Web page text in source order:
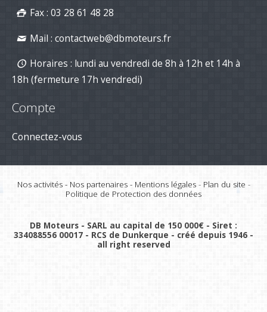
Fax : 03 28 61 48 28
Mail : contactweb@dbmoteurs.fr
Horaires : lundi au vendredi de 8h à 12h et 14h à
18h (fermeture 17h vendredi)
Compte
Connectez-vous
Nos activités- Nos partenaires- Mentions légales- Plan du site -
Politique de Protection des données
DB Moteurs - SARL au capital de 150 000€ - Siret :
334088556 00017 - RCS de Dunkerque - créé depuis 1946 -
all right reserved